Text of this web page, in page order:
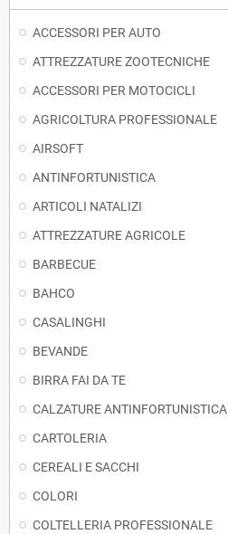
ACCESSORI PER AUTO
ATTREZZATURE ZOOTECNICHE
ACCESSORI PER MOTOCICLI
AGRICOLTURA PROFESSIONALE
AIRSOFT
ANTINFORTUNISTICA
ARTICOLI NATALIZI
ATTREZZATURE AGRICOLE
BARBECUE
BAHCO
CASALINGHI
BEVANDE
BIRRA FAI DA TE
CALZATURE ANTINFORTUNISTICA
CARTOLERIA
CEREALI E SACCHI
COLORI
COLTELLERIA PROFESSIONALE